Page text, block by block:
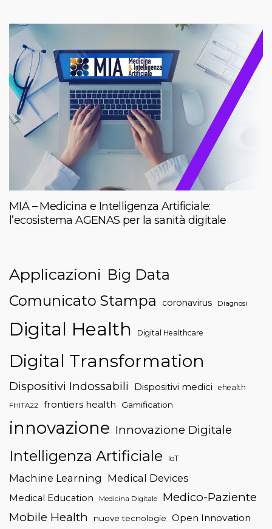
MIA – Medicina e Intelligenza Artificiale:
l’ecosistema AGENAS per la sanità digitale
Applicazioni Big Data
Comunicato Stampa
coronavirus Diagnosi
Digital Health Digital Healthcare
Digital Transformation
Dispositivi Indossabili Dispositivi medici ehealth
FHITA22 frontiers health Gamification
innovazione Innovazione Digitale
Intelligenza Artificiale IoT
Machine Learning Medical Devices
Medical Education Medicina Digitale
Medico-Paziente
Mobile Health
nuove tecnologie Open Innovation